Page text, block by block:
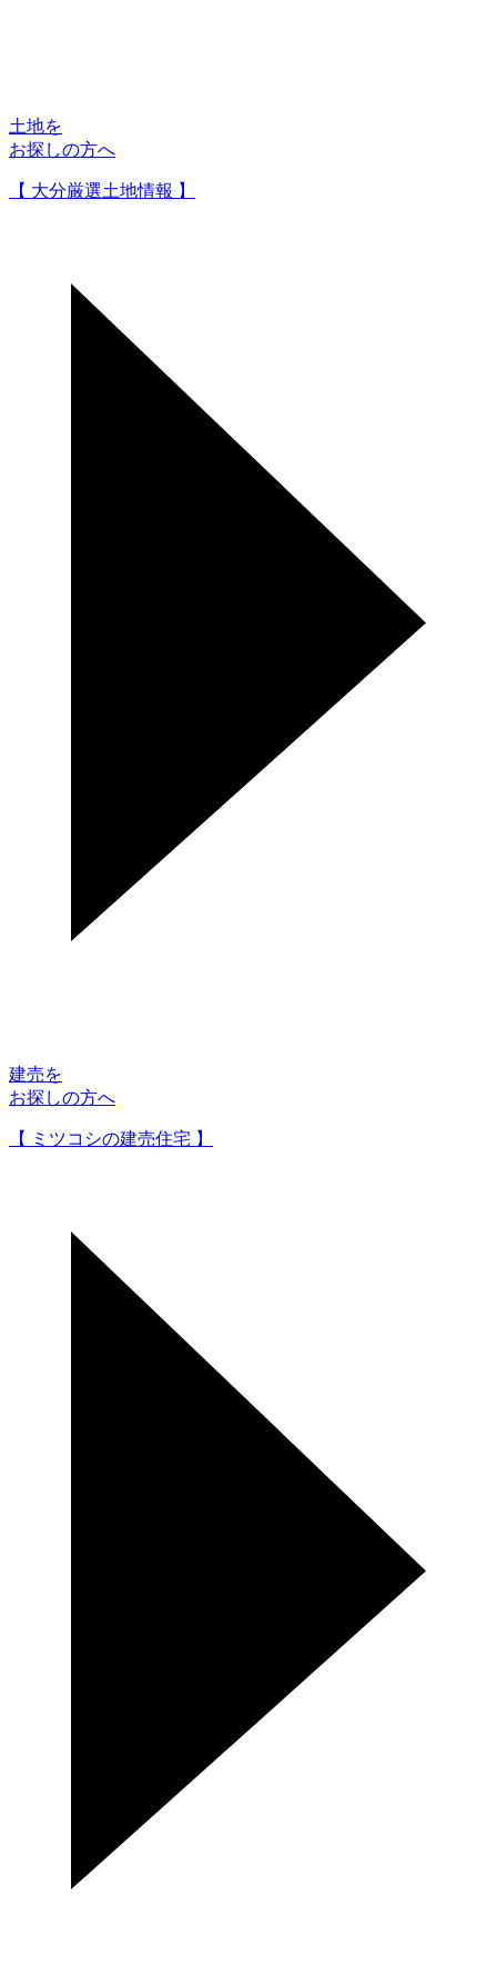
土地を
お探しの方へ
【 大分厳選土地情報 】
建売を
お探しの方へ
【 ミツコシの建売住宅 】